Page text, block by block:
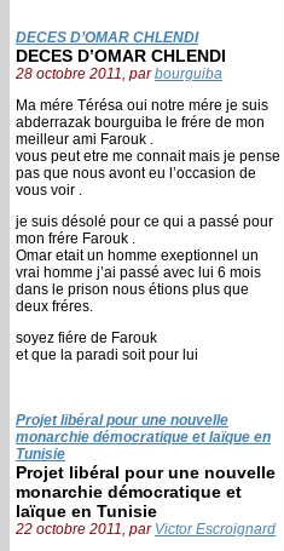
DECES D’OMAR CHLENDI
DECES D’OMAR CHLENDI
28 octobre 2011, parbourguiba
Ma mére Térésa oui notre mére je suis
abderrazak bourguiba le frére de mon
meilleur ami Farouk .
vous peut etre me connait mais je pense
pas que nous avont eu l’occasion de
vous voir .
je suis désolé pour ce qui a passé pour
mon frére Farouk .
Omar etait un homme exeptionnel un
vrai homme j’ai passé avec lui 6 mois
dans le prison nous étions plus que
deux fréres.
soyez fiére de Farouk
et que la paradi soit pour lui
Projet libéral pour une nouvelle
monarchie démocratique et laïque en
Tunisie
Projet libéral pour une nouvelle
monarchie démocratique et
laïque en Tunisie
22 octobre 2011, par Victor Escroignard